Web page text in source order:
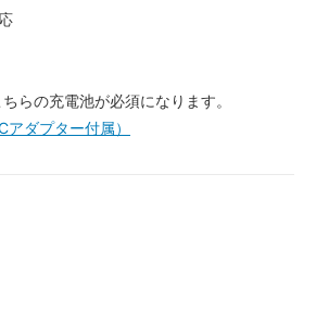
らの充電池が必須になります。
ダプター付属）